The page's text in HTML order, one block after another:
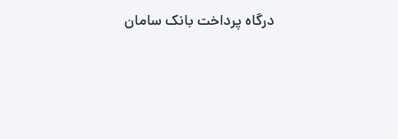
درگاه پرداخت بانک سامان